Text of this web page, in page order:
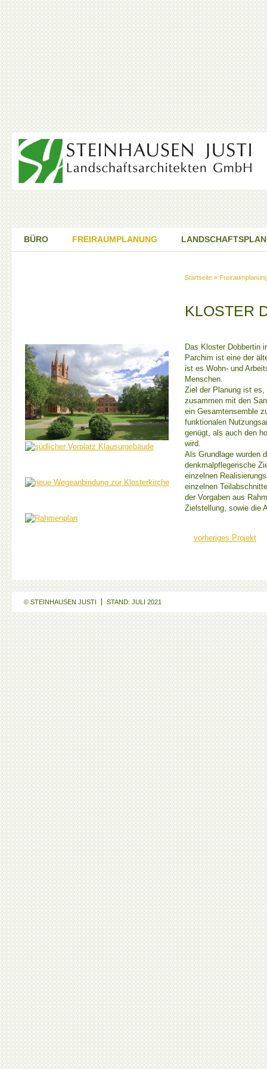
BÜRO FREIRAUMPLANUNG
Startseite »
KLOSTER
Das Kloster Dobbertin
Parchim ist eine der
ist es Wohn- und
Menschen.
Ziel der Planung ist es,
zusammen mit den
ein Gesamtensemble
funktionalen
genügt, als auch den
wird.
Als Grundlage wurden
denkmalpflegerische
einzelnen
einzelnen
der Vorgaben aus
Zielstellung, sowie die
vorheriges Projekt
© STEINHAUSEN JUSTI STAND: JULI 2021